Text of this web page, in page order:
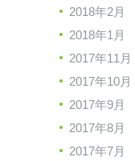
2018年2月
2018年1月
2017年11月
2017年10月
2017年9月
2017年8月
2017年7月